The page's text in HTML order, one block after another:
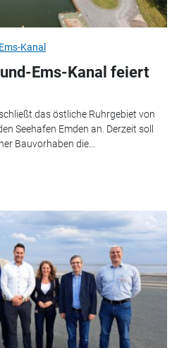
Kanal
Ems-Kanal feiert
das östliche Ruhrgebiet von
Seehafen Emden an. Derzeit soll
Bauvorhaben die...